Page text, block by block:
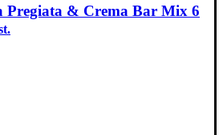
Pregiata & Crema Bar Mix 6